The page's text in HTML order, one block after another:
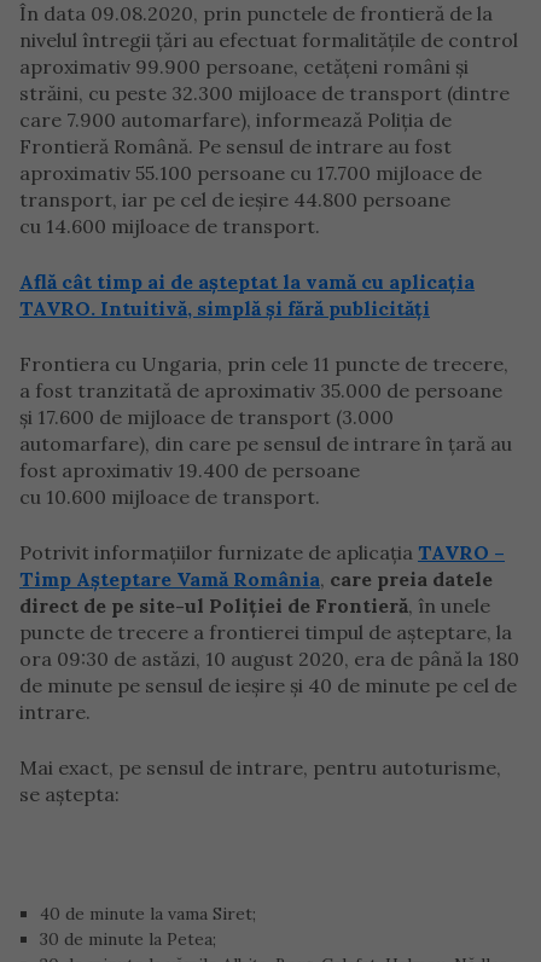
În data 09.08.2020, prin punctele de frontieră de la
nivelul întregii ţări au efectuat formalitățile de control
aproximativ 99.900 persoane, cetățeni români și
străini, cu peste 32.300 mijloace de transport (dintre
care 7.900 automarfare), informează Poliția de
Frontieră Română. Pe sensul de intrare au fost
aproximativ 55.100 persoane cu 17.700 mijloace de
transport, iar pe cel de ieşire 44.800 persoane
cu 14.600 mijloace de transport.
Află cât timp ai de așteptat la vamă cu aplicația
TAVRO. Intuitivă, simplă și fără publicități
Frontiera cu Ungaria, prin cele 11 puncte de trecere,
a fost tranzitată de aproximativ 35.000 de persoane
şi 17.600 de mijloace de transport (3.000
automarfare), din care pe sensul de intrare în ţară au
fost aproximativ 19.400 de persoane
cu 10.600 mijloace de transport.
Potrivit informațiilor furnizate de aplicația TAVRO –
Timp Așteptare Vamă România, care preia datele
direct de pe site-ul Poliției de Frontieră, în unele
puncte de trecere a frontierei timpul de așteptare, la
ora 09:30 de astăzi, 10 august 2020, era de până la 180
de minute pe sensul de ieșire și 40 de minute pe cel de
intrare.
Mai exact, pe sensul de intrare, pentru autoturisme,
se aștepta:
40 de minute la vama Siret;
30 de minute la Petea;